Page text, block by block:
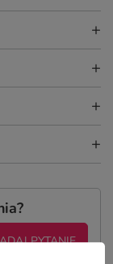
PYTANIE